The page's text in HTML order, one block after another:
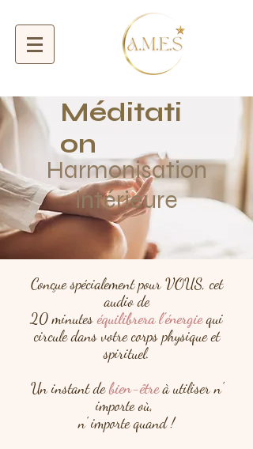
Méditati
on
Harmonisation
intérieure
Conçue spécialement pour VOUS, cet
audio de
20 minuteséquilibrera l'énergie qui
circule dans votre corps physique et
spirituel.
Un instant debien-êtreà utiliser n'
importe où,
n' importe quand !